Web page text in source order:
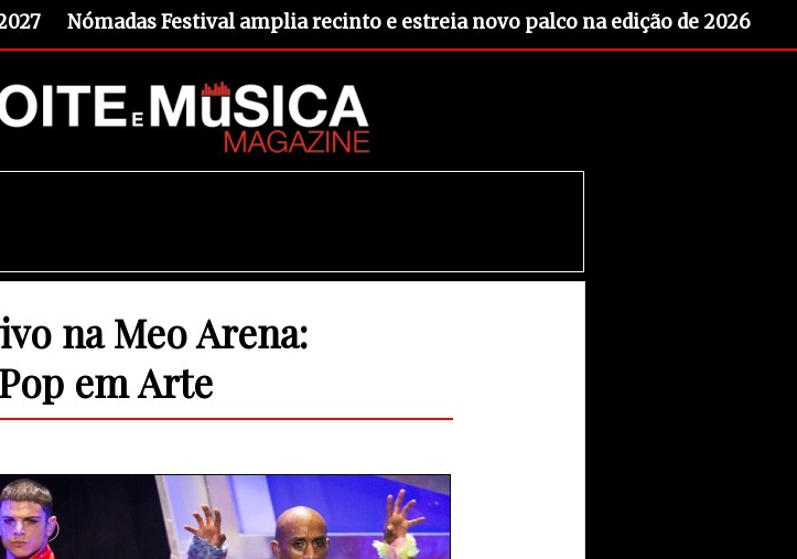
Nómadas Festival amplia recinto e estreia novo palco na edição de 2026
na Meo Arena:
em Arte